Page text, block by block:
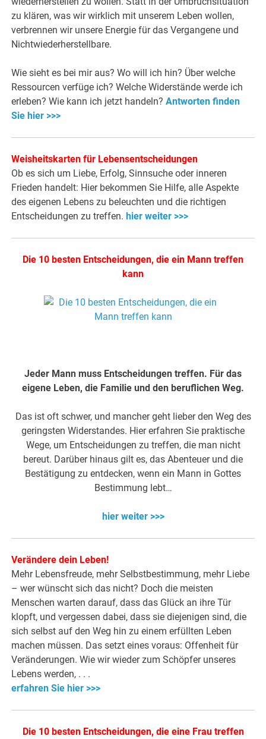
zu klären, was wir wirklich mit unserem Leben wollen,
verbrennen wir unsere Energie für das Vergangene und
Nichtwiederherstellbare.
Wie sieht es bei mir aus? Wo will ich hin? Über welche
Ressourcen verfüge ich? Welche Widerstände werde ich
erleben? Wie kann ich jetzt handeln?Antworten finden
Sie hier >>>
Weisheitskarten für Lebensentscheidungen
Ob es sich um Liebe, Erfolg, Sinnsuche oder inneren
Frieden handelt: Hier bekommen Sie Hilfe, alle Aspekte
des eigenen Lebens zu beleuchten und die richtigen
Entscheidungen zu treffen.hier weiter >>>
Die 10 besten Entscheidungen, die ein Mann treffen
kann
Jeder Mann muss Entscheidungen treffen. Für das
eigene Leben, die Familie und den beruflichen Weg.
Das ist oft schwer, und mancher geht lieber den Weg des
geringsten Widerstandes. Hier erfahren Sie praktische
Wege, um Entscheidungen zu treffen, die man nicht
bereut. Darüber hinaus gilt es, das Abenteuer und die
Bestätigung zu entdecken, wenn ein Mann in Gottes
Bestimmung lebt…
hier weiter >>>
Verändere dein Leben!
Mehr Lebensfreude, mehr Selbstbestimmung, mehr Liebe
– wer wünscht sich das nicht? Doch die meisten
Menschen warten darauf, dass das Glück an ihre Tür
klopft, und vergessen dabei, dass sie diejenigen sind, die
sich selbst auf den Weg hin zu einem erfüllten Leben
machen müssen. Das setzt eines voraus: Offenheit für
Veränderungen. Wie wir wieder zum Schöpfer unseres
Lebens werden, . . .
erfahren Sie hier >>>
Die 10 besten Entscheidungen, die eine Frau treffen